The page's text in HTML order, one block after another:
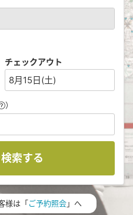
チェックアウト
8月15日(土)
）
索する
様は「ご予約照会」へ